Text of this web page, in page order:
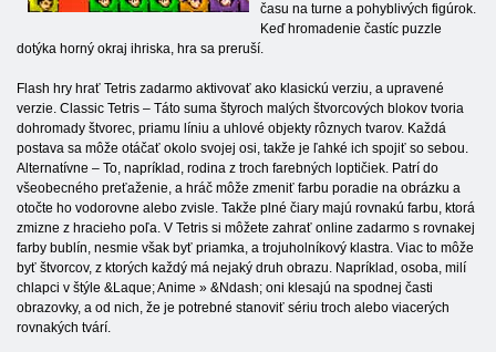
času na turne a pohyblivých figúrok.
Keď hromadenie častíc puzzle
dotýka horný okraj ihriska, hra sa preruší.
Flash hry hrať Tetris zadarmo aktivovať ako klasickú verziu, a upravené
verzie. Classic Tetris – Táto suma štyroch malých štvorcových blokov tvoria
dohromady štvorec, priamu líniu a uhlové objekty rôznych tvarov. Každá
postava sa môže otáčať okolo svojej osi, takže je ľahké ich spojiť so sebou.
Alternatívne – To, napríklad, rodina z troch farebných loptičiek. Patrí do
všeobecného preťaženie, a hráč môže zmeniť farbu poradie na obrázku a
otočte ho vodorovne alebo zvisle. Takže plné čiary majú rovnakú farbu, ktorá
zmizne z hracieho poľa. V Tetris si môžete zahrať online zadarmo s rovnakej
farby bublín, nesmie však byť priamka, a trojuholníkový klastra. Viac to môže
byť štvorcov, z ktorých každý má nejaký druh obrazu. Napríklad, osoba, milí
chlapci v štýle &Laque; Anime » &Ndash; oni klesajú na spodnej časti
obrazovky, a od nich, že je potrebné stanoviť sériu troch alebo viacerých
rovnakých tvárí.